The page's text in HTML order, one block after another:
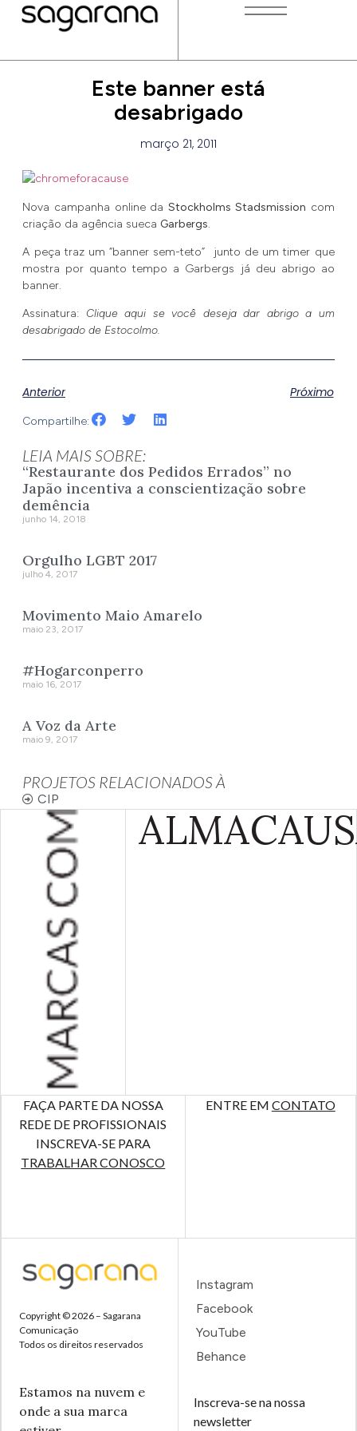
Este banner está
desabrigado
março 21, 2011
Nova campanha online daStockholms Stadsmission com
criação da agência sueca Garbergs.
A peça traz um “banner sem-teto” junto de um timer que
mostra por quanto tempo a Garbergs já deu abrigo ao
banner.
Assinatura: Clique aqui se você deseja dar abrigo a um
desabrigado de Estocolmo.
Anterior Próximo
Compartilhe:
LEIA MAIS SOBRE:
“Restaurante dos Pedidos Errados” no
Japão incentiva a conscientização sobre
demência
junho 14, 2018
Orgulho LGBT 2017
julho 4, 2017
Movimento Maio Amarelo
maio 23, 2017
#Hogarconperro
maio 16, 2017
A Voz da Arte
maio 9, 2017
PROJETOS RELACIONADOS À
CIP
ALMA
FAÇA PARTE DA NOSSA
REDE DE PROFISSIONAIS
INSCREVA-SE PARA
TRABALHAR CONOSCO
ENTRE EM CONTATO
Copyright © 2026 – Sagarana
Comunicação
Todos os direitos reservados
Estamos na nuvem e
onde a sua marca
Instagram
Facebook
YouTube
Behance
Inscreva-se na nossa
newsletter